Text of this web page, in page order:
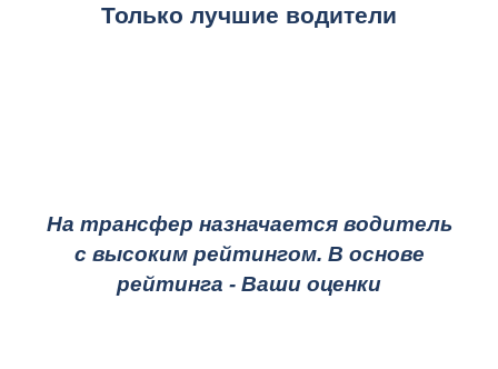
Только лучшие водители
На трансфер назначается водитель
с высоким рейтингом. В основе
рейтинга - Ваши оценки